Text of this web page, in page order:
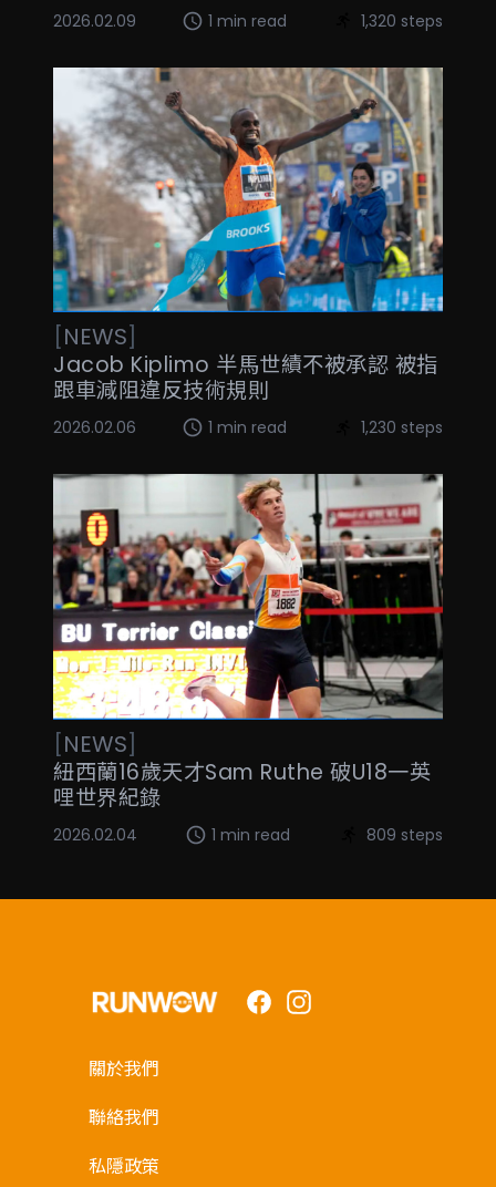
2026.02.09 1 min read 1,320 steps
[NEWS]
Jacob Kiplimo 半馬世績不被承認 被指
跟車減阻違反技術規則
2026.02.06 1 min read 1,230 steps
[NEWS]
紐西蘭16歲天才Sam Ruthe 破U18一英
哩世界紀錄
2026.02.04 1 min read 809 steps
FacebookInstagram
關於我們
聯絡我們
私隱政策